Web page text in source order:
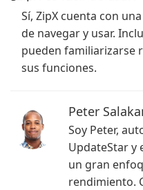
Sí, ZipX cuenta con
de navegar y usar.
pueden familiarizarse
sus funciones.
Peter
Soy Peter,
UpdateStar y
un gran
rendimiento.